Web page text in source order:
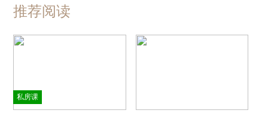
推荐阅读
私房课